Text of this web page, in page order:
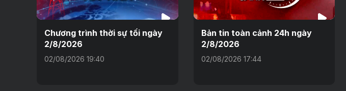
Chương trình thời sự tối ngày
2/8/2026
02/08/2026 19:40
Bản tin toàn cảnh 24h ngày
2/8/2026
02/08/2026 17:44